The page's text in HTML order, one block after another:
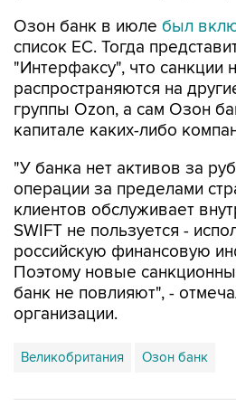
Озон банк в июле был
список ЕС. Тогда
"Интерфаксу", что санкции
распространяются на
группы Ozon, а сам Озон
капитале каких-либо
"У банка нет активов за
операции за пределами
клиентов обслуживает
SWIFT не пользуется -
российскую финансовую
Поэтому новые
банк не повлияют", -
организации.
Великобритания Озон банк